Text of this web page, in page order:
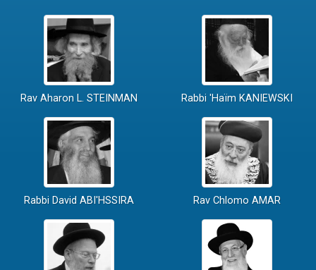
Rav Aharon L. STEINMAN Rabbi 'Haïm KANIEWSKI
Rabbi David ABI'HSSIRA Rav Chlomo AMAR